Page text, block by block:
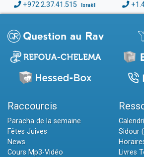
+972.2.37.41.515 Israël
Raccourcis
Paracha de la semaine
Fêtes Juives
News
Cours Mp3-Vidéo
Sidour
Livres